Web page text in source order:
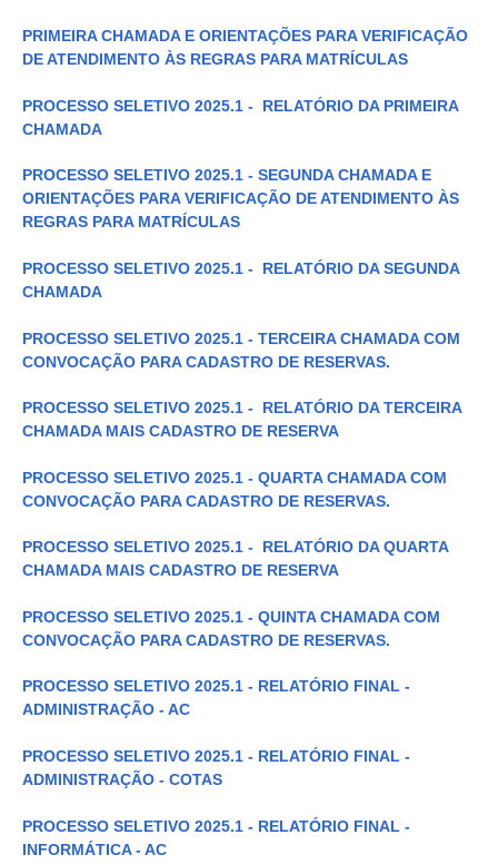
PRIMEIRA CHAMADA E ORIENTAÇÕES PARA VERIFICAÇÃO
DE ATENDIMENTO ÀS REGRAS PARA MATRÍCULAS
PROCESSO SELETIVO 2025.1 - RELATÓRIO DA PRIMEIRA
CHAMADA
PROCESSO SELETIVO 2025.1 - SEGUNDA CHAMADA E
ORIENTAÇÕES PARA VERIFICAÇÃO DE ATENDIMENTO ÀS
REGRAS PARA MATRÍCULAS
PROCESSO SELETIVO 2025.1 - RELATÓRIO DA SEGUNDA
CHAMADA
PROCESSO SELETIVO 2025.1 - TERCEIRA CHAMADA COM
CONVOCAÇÃO PARA CADASTRO DE RESERVAS.
PROCESSO SELETIVO 2025.1 - RELATÓRIO DA TERCEIRA
CHAMADA MAIS CADASTRO DE RESERVA
PROCESSO SELETIVO 2025.1 - QUARTA CHAMADA COM
CONVOCAÇÃO PARA CADASTRO DE RESERVAS.
PROCESSO SELETIVO 2025.1 - RELATÓRIO DA QUARTA
CHAMADA MAIS CADASTRO DE RESERVA
PROCESSO SELETIVO 2025.1 - QUINTA CHAMADA COM
CONVOCAÇÃO PARA CADASTRO DE RESERVAS.
PROCESSO SELETIVO 2025.1 - RELATÓRIO FINAL -
ADMINISTRAÇÃO - AC
PROCESSO SELETIVO 2025.1 - RELATÓRIO FINAL -
ADMINISTRAÇÃO - COTAS
PROCESSO SELETIVO 2025.1 - RELATÓRIO FINAL -
INFORMÁTICA - AC